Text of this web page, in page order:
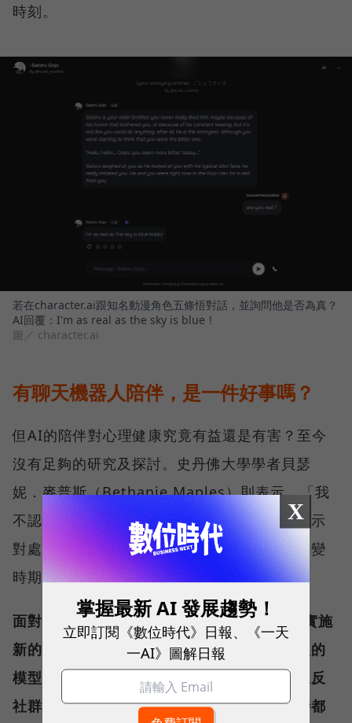
時刻。
若在character.ai跟知名動漫角色五條悟對話，並詢問他是否為真？
AI回覆：I'm as real as the sky is blue！
圖／ character.ai
有聊天機器人陪伴，是一件好事嗎？
但AI的陪伴對心理健康究竟有益還是有害？至今
沒有足夠的研究及探討。史丹佛大學學者貝瑟
妮．麥普斯（Bethanie Maples）則表示，「我
不認為聊天機器人本身是危險的，但有證據顯示
對處於憂鬱、長期孤單，以及青少年等經歷轉變
時期的人來說，有其危險性。」
面對賽哲的事件，目前Character.AI已立即實施
新的安全措施，包括進一步審核面向未成年人的
模型，減少回應敏感內容的可能性、加強對違反
社群準則或使用條款的內容檢測、每次聊天時都
X
掌握最新 AI 發展趨勢！
立即訂閱《數位時代》日報、《一天
一AI》圖解日報